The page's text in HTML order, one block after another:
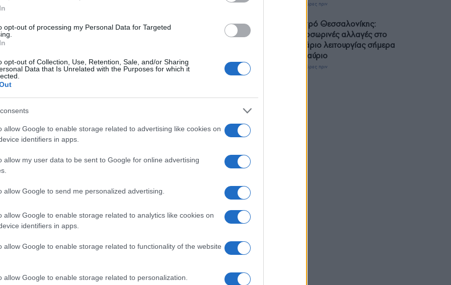
opt-out of processing my Personal Data for Targeted
opt-out of Collection, Use, Retention, Sale, and/or Sharing
Data that Is Unrelated with the Purposes for which it
allow Google to enable storage related to advertising like cookies on
identifiers in apps.
allow my user data to be sent to Google for online advertising
allow Google to send me personalized advertising.
allow Google to enable storage related to analytics like cookies on
identifiers in apps.
allow Google to enable storage related to functionality of the website
allow Google to enable storage related to personalization.
Ludwigshafen:
στη μνήμη του
οι
την 19η Μαΐου
έξοδο πριν από 110 χρόνια, τον
προθάλαμο της Γενοκτονίας
ζωή σε ηλικία 73
Χαραλαμπίδης
Εκδήλωση για τη Γενοκτονία των
26/05/2023 - 10:58μμ
2 ώρες πριν
Μετρό Θεσσαλονίκης:
Προσωρινές αλλαγές στο
ωράριο λειτουργίας σήμερα
και αύριο
2 ώρες πριν